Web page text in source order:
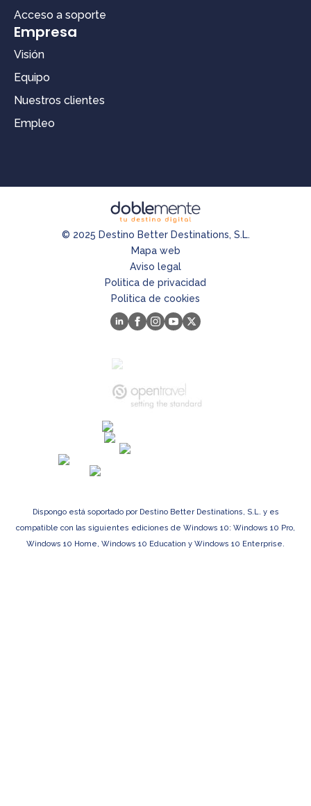
Acceso a soporte
Empresa
Visión
Equipo
Nuestros clientes
Empleo
© 2025 Destino Better Destinations, S.L.
Mapa web
Aviso legal
Politica de privacidad
Politica de cookies
Dispongo está soportado por Destino Better Destinations, S.L. y es
compatible con las siguientes ediciones de Windows 10: Windows 10 Pro,
Windows 10 Home, Windows 10 Education y Windows 10 Enterprise.